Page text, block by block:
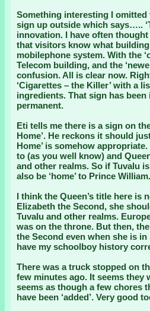
Something interesting I omitted
sign up outside which says…..
innovation. I have often
that visitors know what
mobilephone system. With the
Telecom building, and the
confusion. All is clear now.
‘Cigarettes – the Killer’ with a
ingredients. That sign has
permanent.
Eti tells me there is a sign on
Home’. He reckons it should
Home’ is somehow
to (as you well know) and
and other realms. So if Tuvalu
also be ‘home’ to Prince William.
I think the Queen’s title here is
Elizabeth the Second, she
Tuvalu and other realms.
was on the throne. But then,
the Second even when she is
have my schoolboy history
There was a truck stopped on
few minutes ago. It seems they
seems as though a few chores
have been ‘added’. Very good